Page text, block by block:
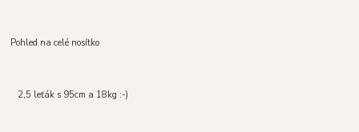
Pohled na celé nosítko
2,5 leťák s 95cm a 18kg :-)